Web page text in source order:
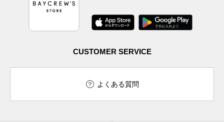
CUSTOMER SERVICE
よくある質問